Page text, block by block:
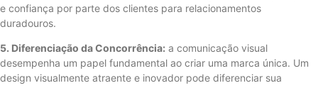
e confiança por parte dos clientes para relacionamentos
duradouros.
5. Diferenciação da Concorrência: a comunicação visual
desempenha um papel fundamental ao criar uma marca única. Um
design visualmente atraente e inovador pode diferenciar sua